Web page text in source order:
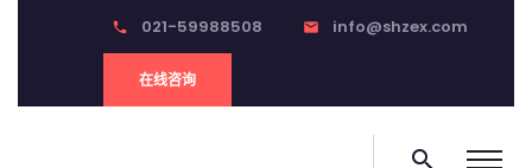
phone 021-59988508 email info@shzex.com
在线咨询
search